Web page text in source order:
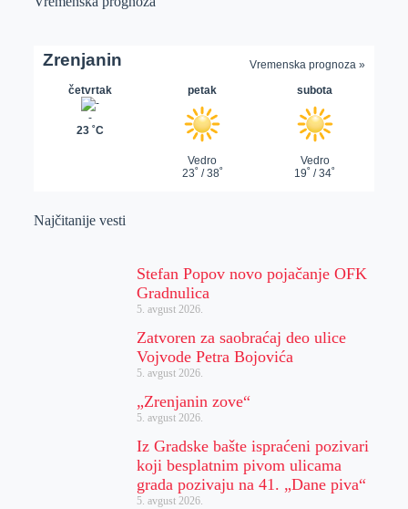
Najčitanije vesti
Stefan Popov novo pojačanje OFK
Gradnulica
5. avgust 2026.
Zatvoren za saobraćaj deo ulice
Vojvode Petra Bojovića
5. avgust 2026.
„Zrenjanin zove“
5. avgust 2026.
Iz Gradske bašte ispraćeni pozivari
koji besplatnim pivom ulicama
grada pozivaju na 41. „Dane piva“
5. avgust 2026.